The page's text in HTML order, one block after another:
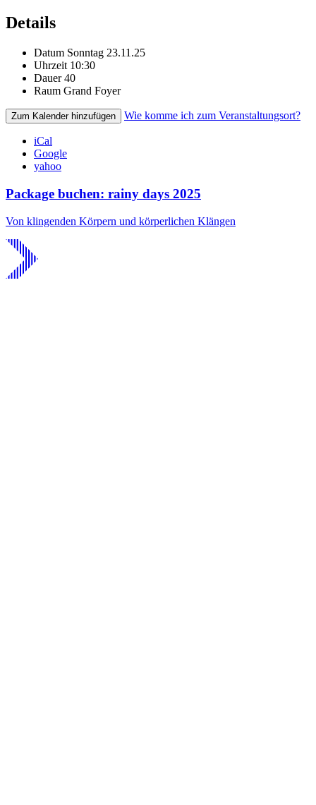
Details
Datum Sonntag 23.11.25
Uhrzeit 10:30
Dauer 40
Raum Grand Foyer
Zum Kalender hinzufügen Wie komme ich zum Veranstaltungsort?
iCal
Google
yahoo
Package buchen: rainy days 2025
Von klingenden Körpern und körperlichen Klängen